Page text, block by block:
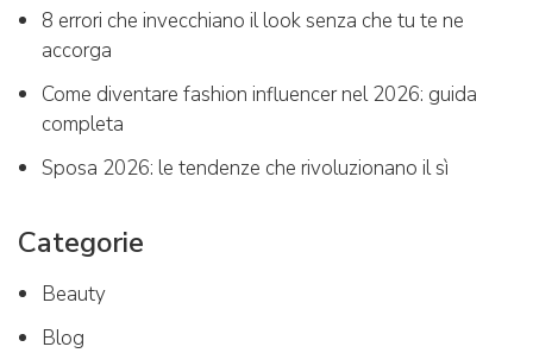
8 errori che invecchiano il look senza che tu te ne
accorga
Come diventare fashion influencer nel 2026: guida
completa
Sposa 2026: le tendenze che rivoluzionano il sì
Categorie
Beauty
Blog